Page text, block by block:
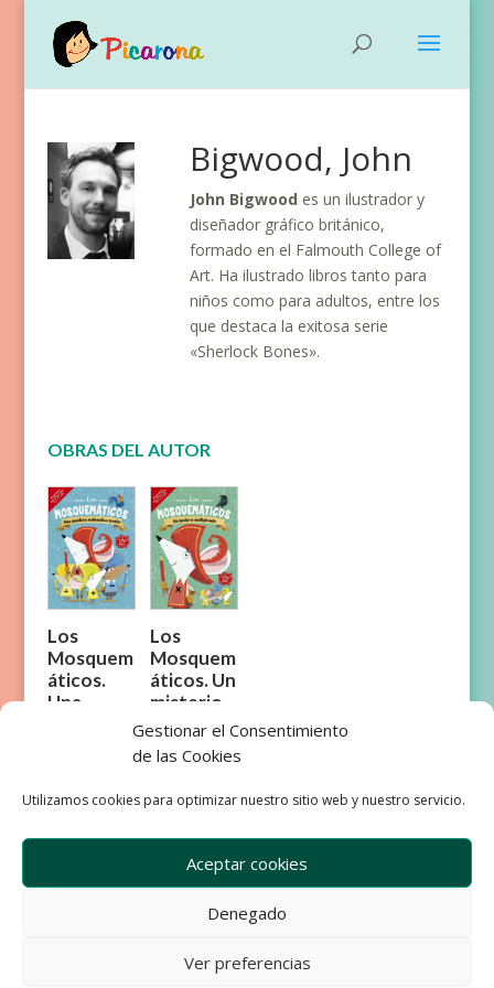
Gestionar el Consentimiento
de las Cookies
Utilizamos cookies para optimizar nuestro sitio web y nuestro servicio.
Aceptar cookies
Denegado
Ver preferencias
Bigwood, John
John Bigwood es un ilustrador y
diseñador gráfico británico,
formado en el Falmouth College of
Art. Ha ilustrado libros tanto para
niños como para adultos, entre los
que destaca la exitosa serie
«Sherlock Bones».
OBRAS DEL AUTOR
Los
Mosquem
áticos.
Una
Los
Mosquem
áticos. Un
misterio
multiplica
do
Condiciones de Venta